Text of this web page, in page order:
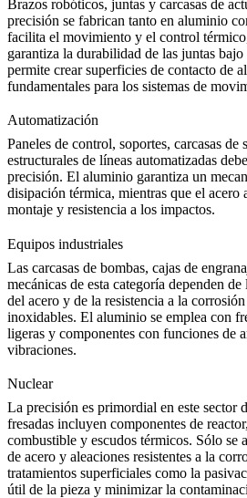
Brazos robóticos, juntas y carcasas de
precisión se fabrican tanto en aluminio
facilita el movimiento y el control
garantiza la durabilidad de las juntas
permite crear superficies de contacto de
fundamentales para los sistemas de
Automatización
Paneles de control, soportes, carcasas de
estructurales de líneas automatizadas
precisión. El aluminio garantiza un
disipación térmica, mientras que el acero
montaje y resistencia a los impactos.
Equipos industriales
Las carcasas de bombas, cajas de
mecánicas de esta categoría dependen de
del acero y de la resistencia a la
inoxidables. El aluminio se emplea con
ligeras y componentes con funciones de
vibraciones.
Nuclear
La precisión es primordial en este sector
fresadas incluyen componentes de
combustible y escudos térmicos. Sólo se
de acero y aleaciones resistentes a la
tratamientos superficiales como la
útil de la pieza y minimizar la